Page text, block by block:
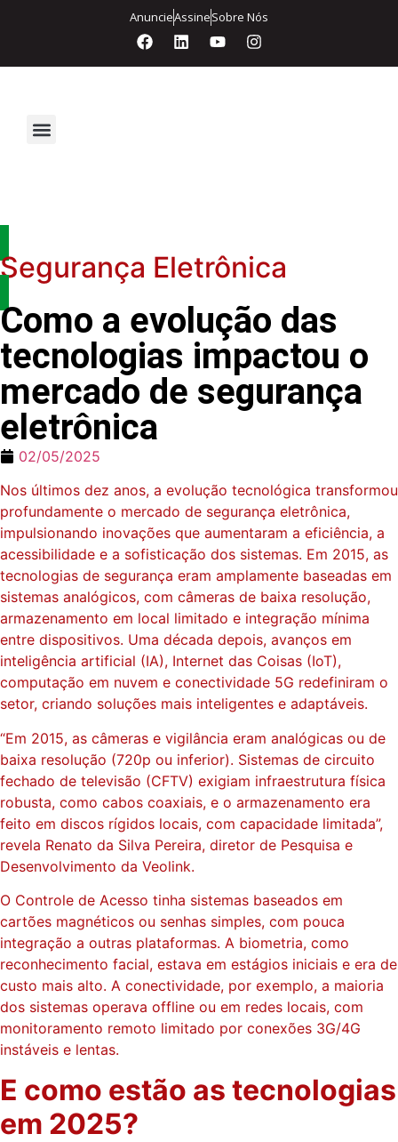
AnuncieAssineSobre Nós
Segurança Eletrônica
Como a evolução das
tecnologias impactou o
mercado de segurança
eletrônica
02/05/2025
Nos últimos dez anos, a evolução tecnológica transformou
profundamente o mercado de segurança eletrônica,
impulsionando inovações que aumentaram a eficiência, a
acessibilidade e a sofisticação dos sistemas. Em 2015, as
tecnologias de segurança eram amplamente baseadas em
sistemas analógicos, com câmeras de baixa resolução,
armazenamento em local limitado e integração mínima
entre dispositivos. Uma década depois, avanços em
inteligência artificial (IA), Internet das Coisas (IoT),
computação em nuvem e conectividade 5G redefiniram o
setor, criando soluções mais inteligentes e adaptáveis.
“Em 2015, as câmeras e vigilância eram analógicas ou de
baixa resolução (720p ou inferior). Sistemas de circuito
fechado de televisão (CFTV) exigiam infraestrutura física
robusta, como cabos coaxiais, e o armazenamento era
feito em discos rígidos locais, com capacidade limitada”,
revela Renato da Silva Pereira, diretor de Pesquisa e
Desenvolvimento da Veolink.
O Controle de Acesso tinha sistemas baseados em
cartões magnéticos ou senhas simples, com pouca
integração a outras plataformas. A biometria, como
reconhecimento facial, estava em estágios iniciais e era de
custo mais alto. A conectividade, por exemplo, a maioria
dos sistemas operava offline ou em redes locais, com
monitoramento remoto limitado por conexões 3G/4G
instáveis e lentas.
E como estão as tecnologias
em 2025?